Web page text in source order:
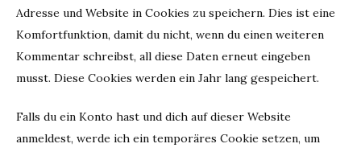
Adresse und Website in Cookies zu speichern. Dies ist eine
Komfortfunktion, damit du nicht, wenn du einen weiteren
Kommentar schreibst, all diese Daten erneut eingeben
musst. Diese Cookies werden ein Jahr lang gespeichert.
Falls du ein Konto hast und dich auf dieser Website
anmeldest, werde ich ein temporäres Cookie setzen, um